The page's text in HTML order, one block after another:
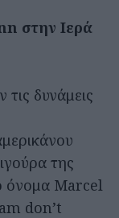
στην Ιερά
δυνάμεις
της
όνομα Marcel
don’t